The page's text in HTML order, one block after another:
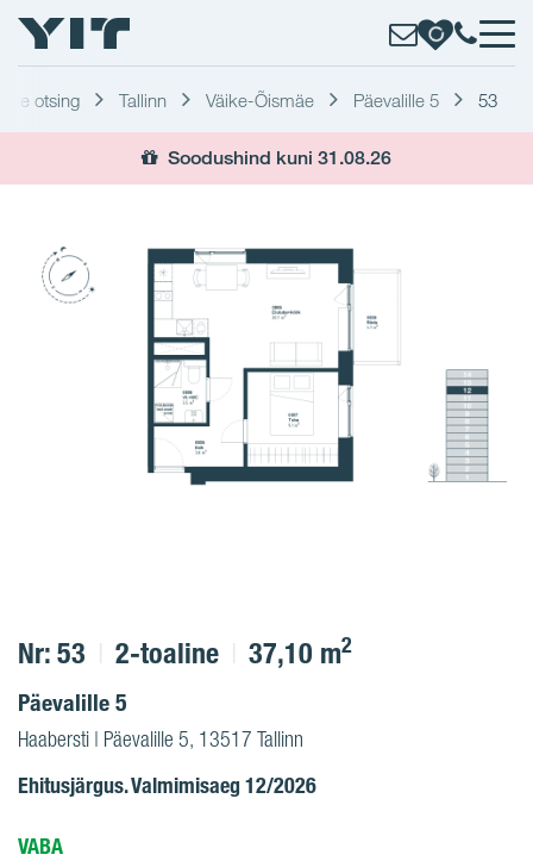
otsing Tallinn Väike-Õismäe Päevalille 5 53
Soodushind kuni 31.08.26
Nr: 53 2-toaline 37,10 m2
Päevalille 5
Haabersti | Päevalille 5, 13517 Tallinn
Ehitusjärgus. Valmimisaeg 12/2026
VABA